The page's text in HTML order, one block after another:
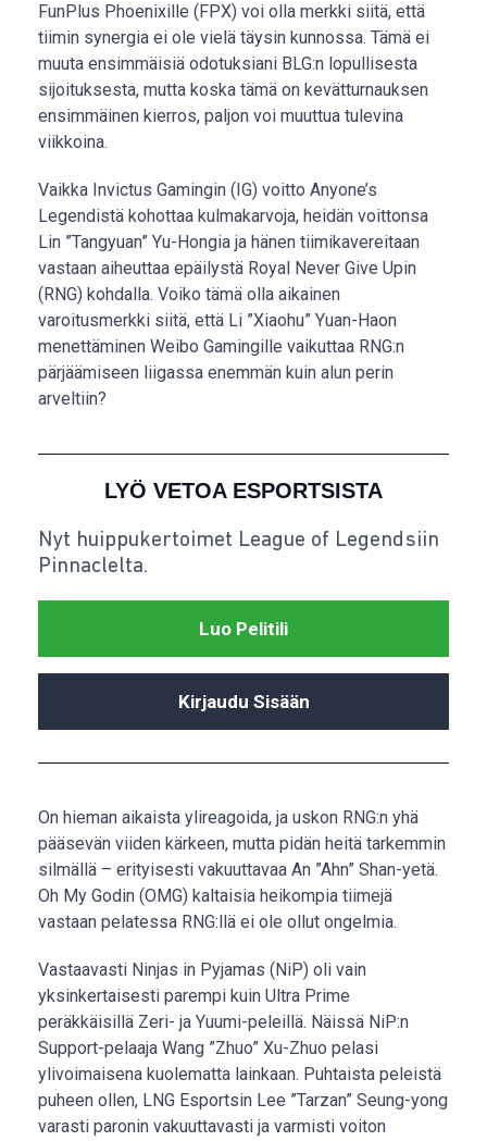
FunPlus Phoenixille (FPX) voi olla merkki siitä, että
tiimin synergia ei ole vielä täysin kunnossa. Tämä ei
muuta ensimmäisiä odotuksiani BLG:n lopullisesta
sijoituksesta, mutta koska tämä on kevätturnauksen
ensimmäinen kierros, paljon voi muuttua tulevina
viikkoina.
Vaikka Invictus Gamingin (IG) voitto Anyone’s
Legendistä kohottaa kulmakarvoja, heidän voittonsa
Lin ”Tangyuan” Yu-Hongia ja hänen tiimikavereitaan
vastaan aiheuttaa epäilystä Royal Never Give Upin
(RNG) kohdalla. Voiko tämä olla aikainen
varoitusmerkki siitä, että Li ”Xiaohu” Yuan-Haon
menettäminen Weibo Gamingille vaikuttaa RNG:n
pärjäämiseen liigassa enemmän kuin alun perin
arveltiin?
LYÖ VETOA ESPORTSISTA
Nyt huippukertoimet League of Legendsiin
Pinnaclelta.
Luo Pelitili
Kirjaudu Sisään
On hieman aikaista ylireagoida, ja uskon RNG:n yhä
pääsevän viiden kärkeen, mutta pidän heitä tarkemmin
silmällä – erityisesti vakuuttavaa An ”Ahn” Shan-yetä.
Oh My Godin (OMG) kaltaisia heikompia tiimejä
vastaan pelatessa RNG:llä ei ole ollut ongelmia.
Vastaavasti Ninjas in Pyjamas (NiP) oli vain
yksinkertaisesti parempi kuin Ultra Prime
peräkkäisillä Zeri- ja Yuumi-peleillä. Näissä NiP:n
Support-pelaaja Wang ”Zhuo” Xu-Zhuo pelasi
ylivoimaisena kuolematta lainkaan. Puhtaista peleistä
puheen ollen, LNG Esportsin Lee ”Tarzan” Seung-yong
varasti paronin vakuuttavasti ja varmisti voiton